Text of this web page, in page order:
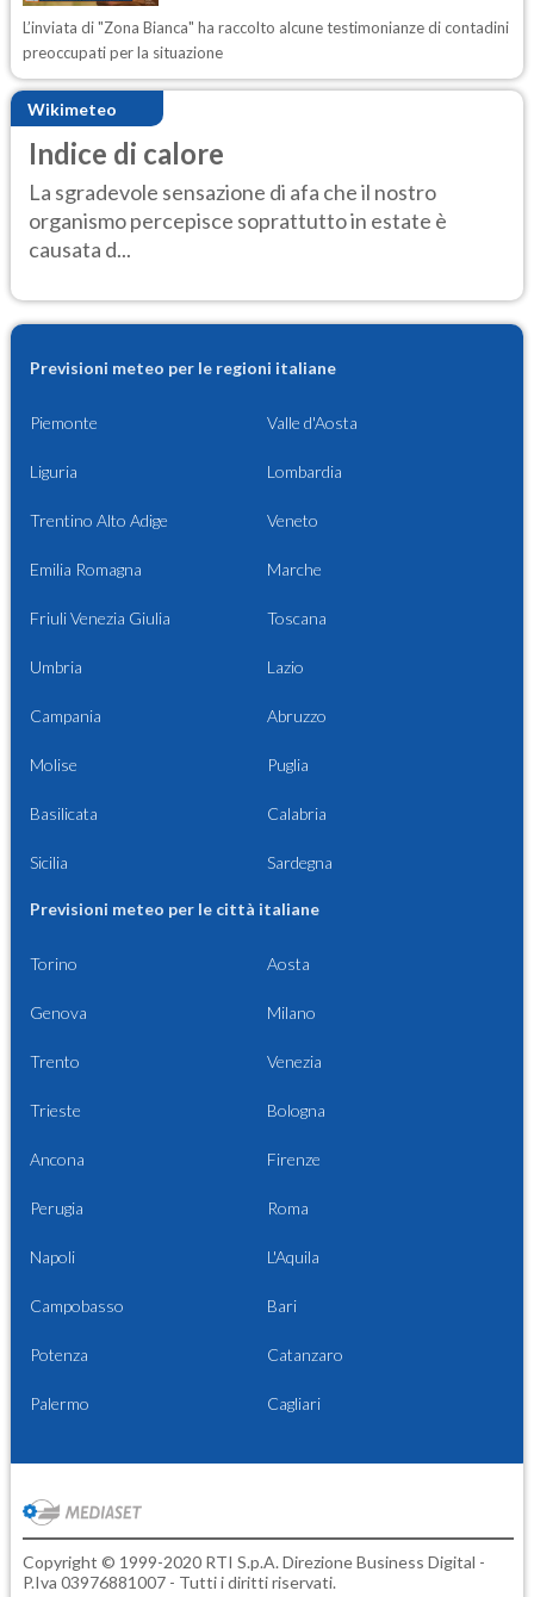
L’inviata di "Zona Bianca" ha raccolto alcune testimonianze di contadini
preoccupati per la situazione
Wikimeteo
Indice di calore
La sgradevole sensazione di afa che il nostro
organismo percepisce soprattutto in estate è
causata d...
Previsioni meteo per le regioni italiane
Piemonte Valle d'Aosta
Liguria Lombardia
Trentino Alto Adige Veneto
Emilia Romagna Marche
Friuli Venezia Giulia Toscana
Umbria Lazio
Campania Abruzzo
Molise Puglia
Basilicata Calabria
Sicilia Sardegna
Previsioni meteo per le città italiane
Torino Aosta
Genova Milano
Trento Venezia
Trieste Bologna
Ancona Firenze
Perugia Roma
Napoli L'Aquila
Campobasso Bari
Potenza Catanzaro
Palermo Cagliari
Copyright © 1999-2020 RTI S.p.A. Direzione Business Digital -
P.Iva 03976881007 - Tutti i diritti riservati.